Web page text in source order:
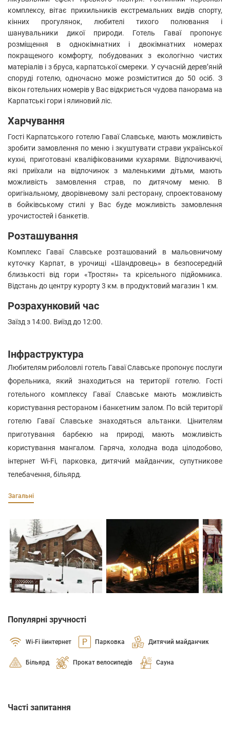
комплексу, вітає прихильників екстремальних видів спорту,
кінних прогулянок, любителі тихого полювання і
шанувальники дикої природи. Готель Гаваї пропонує
розміщення в однокімнатних і двокімнатних номерах
покращеного комфорту, побудованих з екологічно чистих
матеріалів і з бруса, карпатської смереки. У сучасній дерев’яній
споруді готелю, одночасно може розміститися до 50 осіб. З
вікон готельних номерів у Вас відкриється чудова панорама на
Карпатські гори і ялиновий ліс.
Харчування
Гості Карпатського готелю Гаваї Славське, мають можливість
зробити замовлення по меню і зкуштувати страви української
кухні, приготовані кваліфікованими кухарями. Відпочиваючі,
які приїхали на відпочинок з маленькими дітьми, мають
можливість замовлення страв, по дитячому меню. В
оригінальному, дворівневому залі ресторану, спроектованому
в бойківському стилі у Вас буде можливість замовлення
урочистостей і банкетів.
Розташування
Комплекс Гаваї Славське розташований в мальовничому
куточку Карпат, в урочищі «Шандровець» в безпосередній
близькості від гори «Тростян» та крісельного підйомника.
Відстань до центру курорту 3 км. в продуктовий магазин 1 км.
Розрахунковий час
Заїзд з 14:00. Виїзд до 12:00.
Інфраструктура
Любителям риболовлі готель Гаваї Славське пропонує послуги
форельника, який знаходиться на території готелю. Гості
готельного комплексу Гаваї Славське мають можливість
користування рестораном і банкетним залом. По всій території
готелю Гаваї Славське знаходяться альтанки. Цінителям
приготування барбекю на природі, мають можливість
користування мангалом. Гаряча, холодна вода цілодобово,
інтернет Wi-Fi, парковка, дитячий майданчик, супутникове
телебачення, більярд.
Загальні
Популярні зручності
Wi-Fi ііинтернет Парковка Дитячий майданчик
Більярд Прокат велосипедів Сауна
Часті запитання